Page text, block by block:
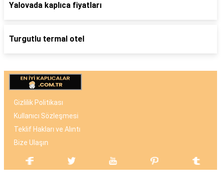
Yalovada kaplıca fiyatları
Turgutlu termal otel
Gizlilik Politikası
Kullanıcı Sözleşmesi
Teklif Hakları ve Alıntı
Bize Ulaşın